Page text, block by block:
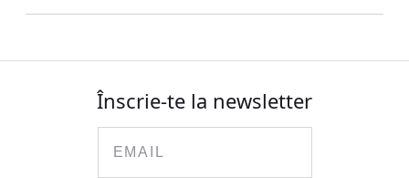
Înscrie-te la newsletter